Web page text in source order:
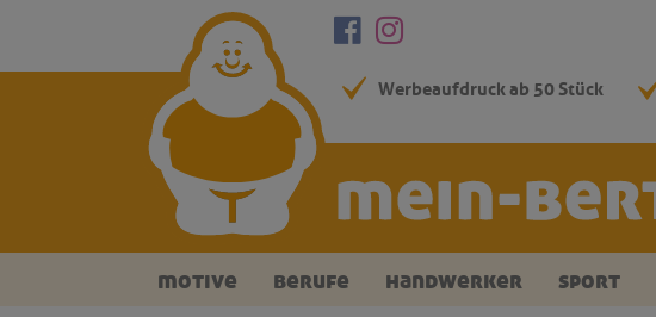
Werbeaufdruck ab 50 Stück
motive berufe handwerker sport